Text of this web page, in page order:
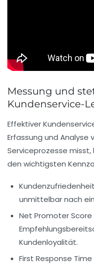
Messung und
Kundenservice-
Effektiver
Erfassung und Analyse
Serviceprozesse
den wichtigsten
unmittelbar nach
Net Promoter Score
Kundenloyalität.
First Response Time